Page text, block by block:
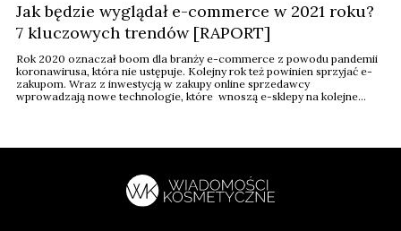
Jak będzie wyglądał e-commerce w 2021 roku?
7 kluczowych trendów [RAPORT]
Rok 2020 oznaczał boom dla branży e-commerce z powodu pandemii
koronawirusa, która nie ustępuje. Kolejny rok też powinien sprzyjać e-
zakupom. Wraz z inwestycją w zakupy online sprzedawcy
wprowadzają nowe technologie, które wnoszą e-sklepy na kolejne